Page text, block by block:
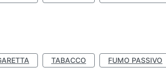
TABACCO FUMO PASSIVO